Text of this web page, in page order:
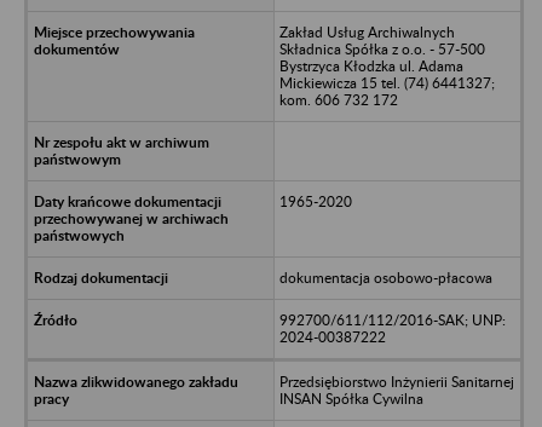
Zakład Usług Archiwalnych
Składnica Spółka z o.o. - 57-500
Bystrzyca Kłodzka ul. Adama
Mickiewicza 15 tel. (74) 6441327;
kom. 606 732 172
1965-2020
dokumentacja osobowo-płacowa
992700/611/112/2016-SAK; UNP:
2024-00387222
Przedsiębiorstwo Inżynierii Sanitarnej
INSAN Spółka Cywilna